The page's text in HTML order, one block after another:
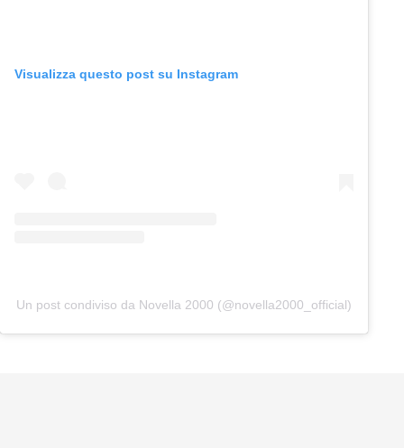
Visualizza questo post su Instagram
Un post condiviso da Novella 2000 (@novella2000_official)